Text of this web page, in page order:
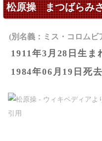
松原操 まつばらみ
(別名義：ミス・コロムビ
1911年3月28日生ま
1984年06月19日死去